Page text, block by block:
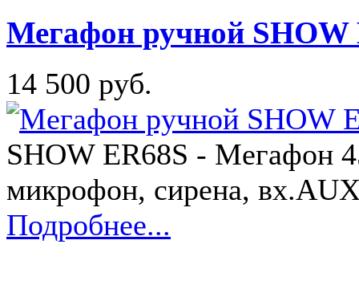
Мегафон ручной SHOW
14 500 руб.
SHOW ER68S - Мегафон
микрофон, сирена,
Подробнее...